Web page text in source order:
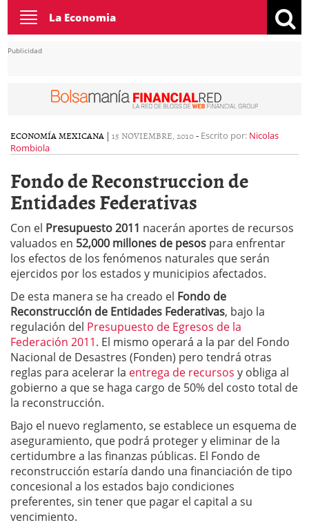
Toggle
navigation
La Economia
Publicidad
ECONOMÍA MEXICANA | 15 NOVIEMBRE, 2010- Escrito por: Nicolas
Rombiola
Fondo de Reconstruccion de
Entidades Federativas
Con el Presupuesto 2011 nacerán aportes de recursos
valuados en 52,000 millones de pesos para enfrentar
los efectos de los fenómenos naturales que serán
ejercidos por los estados y municipios afectados.
De esta manera se ha creado el Fondo de
Reconstrucción de Entidades Federativas, bajo la
regulación del Presupuesto de Egresos de la
Federación 2011. El mismo operará a la par del Fondo
Nacional de Desastres (Fonden) pero tendrá otras
reglas para acelerar la entrega de recursos y obliga al
gobierno a que se haga cargo de 50% del costo total de
la reconstrucción.
Bajo el nuevo reglamento, se establece un esquema de
aseguramiento, que podrá proteger y eliminar de la
certidumbre a las finanzas públicas. El Fondo de
reconstrucción estaría dando una financiación de tipo
concesional a los estados bajo condiciones
preferentes, sin tener que pagar el capital a su
vencimiento.